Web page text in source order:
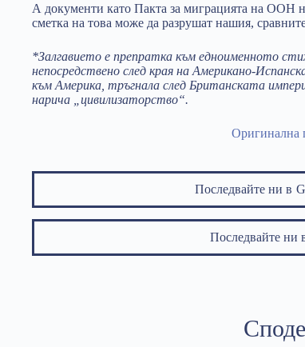
А документи като Пакта за миграцията на ООН
сметка на това може да разрушат нашия,
*Залгавието е препратка към едноименното
непосредствено след края на Американо-
към Америка, тръгнала след Британската
нарича „цивилизаторство“.
Оригинална
Последвайте ни в
Последвайте ни